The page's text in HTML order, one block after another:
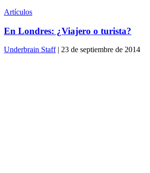
Artículos
En Londres: ¿Viajero o turista?
Underbrain Staff| 23 de septiembre de 2014